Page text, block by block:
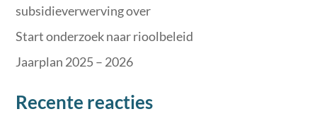
subsidieverwerving over
Start onderzoek naar rioolbeleid
Jaarplan 2025 – 2026
Recente reacties